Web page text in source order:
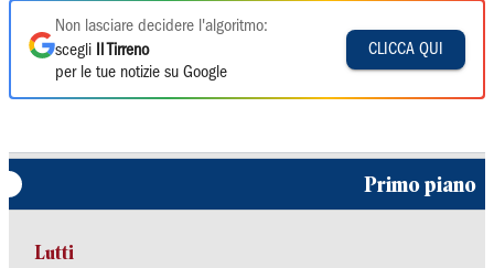
Non lasciare decidere l'algoritmo:
scegli
Il Tirreno
per le tue notizie su Google
CLICCA QUI
Primo piano
Lutti